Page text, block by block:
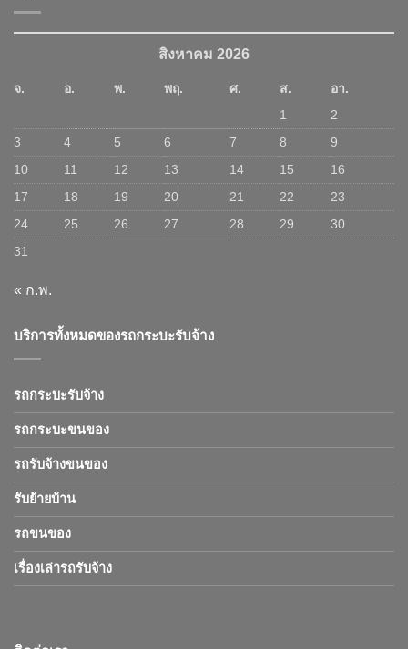
สิงหาคม 2026
จ. อ. พ. พฤ. ศ. ส.
อา.
1
2
3
4 5 6 7 8
9
10
11 12 13 14 15
16
17
18 19 20 21 22
23
24
25 26 27 28 29
30
31
« ก.พ.
บริการทั้งหมดของรถกระบะรับจ้าง
รถกระบะรับจ้าง
รถกระบะขนของ
รถรับจ้างขนของ
รับย้ายบ้าน
รถขนของ
เรื่องเล่ารถรับจ้าง